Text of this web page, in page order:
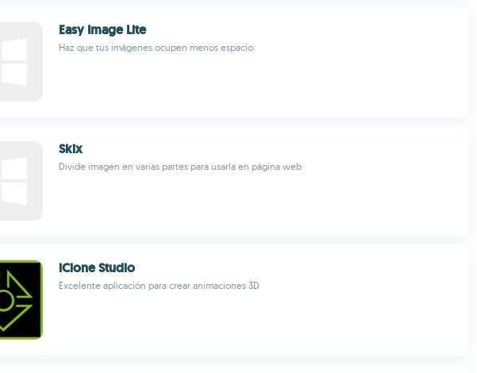
Easy Image Lite
Haz que tus imágenes ocupen menos espacio
Skix
Divide imagen en varias partes para usarla en página web
iClone Studio
Excelente aplicación para crear animaciones 3D